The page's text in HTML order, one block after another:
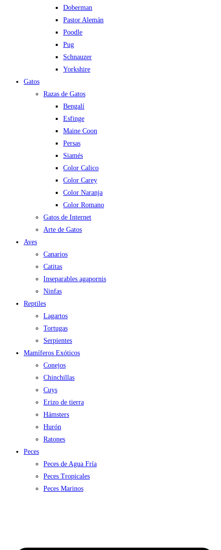
Doberman
Pastor Alemán
Poodle
Pug
Schnauzer
Yorkshire
Gatos
Razas de Gatos
Bengalí
Esfinge
Maine Coon
Persas
Siamés
Color Calico
Color Carey
Color Naranja
Color Romano
Gatos de Internet
Arte de Gatos
Aves
Canarios
Catitas
Inseparables agapornis
Ninfas
Reptiles
Lagartos
Tortugas
Serpientes
Mamíferos Exóticos
Conejos
Chinchillas
Cuys
Erizo de tierra
Hámsters
Hurón
Ratones
Peces
Peces de Agua Fría
Peces Tropicales
Peces Marinos